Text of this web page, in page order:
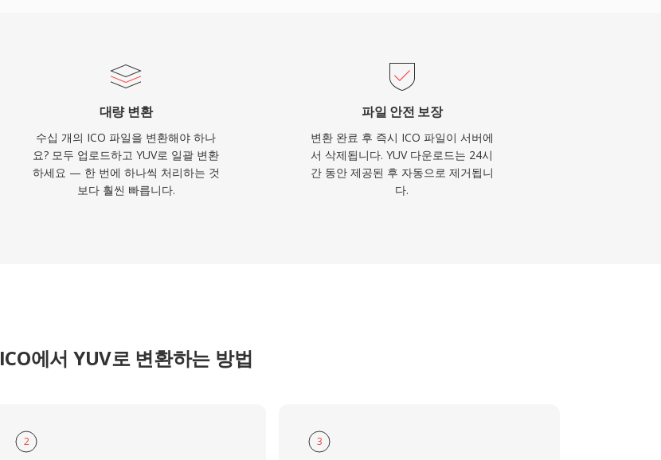
대량 변환
수십 개의 ICO 파일을 변환해야 하나
요? 모두 업로드하고 YUV로 일괄 변환
하세요 — 한 번에 하나씩 처리하는 것
보다 훨씬 빠릅니다.
파일 안전 보장
변환 완료 후 즉시 ICO 파일이 서버에
서 삭제됩니다. YUV 다운로드는 24시
간 동안 제공된 후 자동으로 제거됩니
다.
ICO에서 YUV로 변환하는 방법
2 3